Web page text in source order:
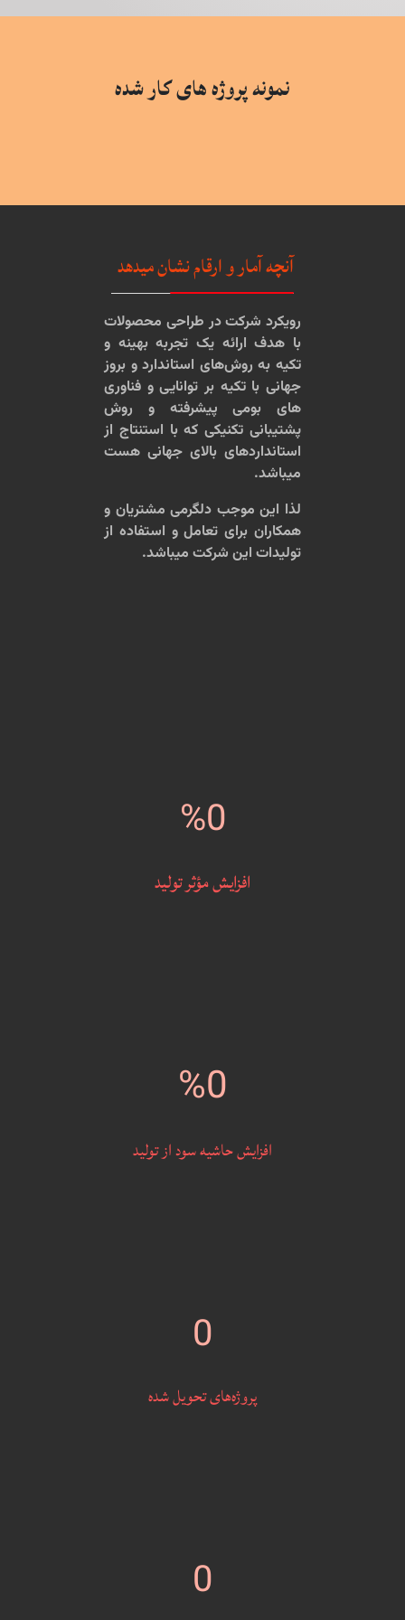
نمونه پروژه های کار شده
آنچه آمار و ارقام نشان میدهد
رویکرد شرکت در طراحی محصولات
با هدف ارائه یک تجربه بهینه و
تکیه به روش‌های استاندارد و بروز
جهانی با تکیه بر توانایی و فناوری
های بومی پیشرفته و روش
پشتیبانی تکنیکی که با استنتاج از
استانداردهای بالای جهانی هست
میباشد.
لذا این موجب دلگرمی مشتریان و
همکاران برای تعامل و استفاده از
تولیدات این شرکت میباشد.
0
افزایش مؤثر تولید
0
افزایش حاشیه سود از تولید
0
پروژه‌های تحویل شده
0